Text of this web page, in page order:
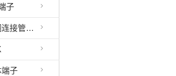
子
GT-G镀锡铜连接管（通孔）
子